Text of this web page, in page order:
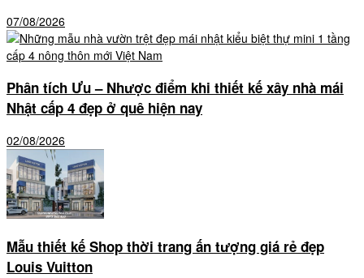
07/08/2026
Phân tích Ưu – Nhược điểm khi thiết kế xây nhà mái
Nhật cấp 4 đẹp ở quê hiện nay
02/08/2026
Mẫu thiết kế Shop thời trang ấn tượng giá rẻ đẹp
Louis Vuitton